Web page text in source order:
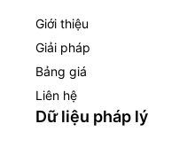
Giới thiệu
Giải pháp
Bảng giá
Liên hệ
Dữ liệu pháp lý